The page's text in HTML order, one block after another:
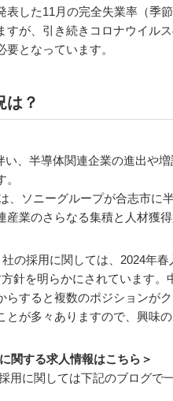
表した11月の完全失業率（季
すが、引き続きコロナウイル
要となっています。
は？
い、半導体関連企業の進出や
、ソニーグループが合志市に
産業のさらなる集積と人材獲
の採用に関しては、2024年
針を明らかにされています
らすると複数のポジションが
とが多々ありますので、興味
関する求人情報はこちら＞
用に関しては下記のブログで